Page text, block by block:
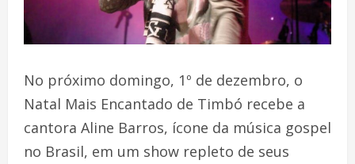
No próximo domingo, 1º de dezembro, o
Natal Mais Encantado de Timbó recebe a
cantora Aline Barros, ícone da música gospel
no Brasil, em um show repleto de seus